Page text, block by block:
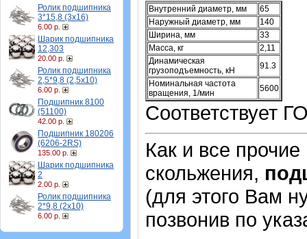
Ролик подшипника
3*15,8 (3х16)
6.00 р.
Шарик подшипника
12,303
20.00 р.
Ролик подшипника
2,5*9,8 (2,5х10)
6.00 р.
Подшипник 8100
(51100)
42.00 р.
Подшипник 180206
(6206-2RS)
135.00 р.
Шарик подшипника
2
2.00 р.
Ролик подшипника
2*9,8 (2х10)
6.00 р.
Внутренний диаметр, мм
65
Наружный диаметр, мм
140
Ширина, мм
33
Масса, кг
2,11
Динамическая
грузоподъемность, кН
91.3
Номинальная частота
вращения, 1/мин
5600
Соответствует
Как и все
скольжения,
(для этого Вам
позвонив по